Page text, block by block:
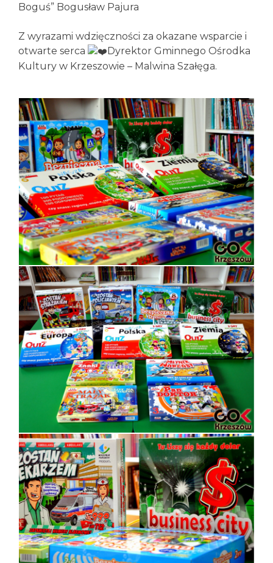
Boguś” Bogusław Pajura
Z wyrazami wdzięczności za okazane wsparcie i
otwarte serca
Dyrektor Gminnego Ośrodka
Kultury w Krzeszowie – Malwina Szałęga.